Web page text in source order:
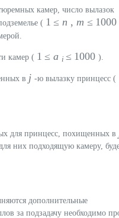
камер, число вылазок
( 1 ≤ n , m ≤ 1000
камер ( 1 ≤ a i ≤ 1000 ).
в j -ю вылазку принцесс (
для принцесс, похищенных в
них подходящую камеру,
дополнительные
за подзадачу необходимо